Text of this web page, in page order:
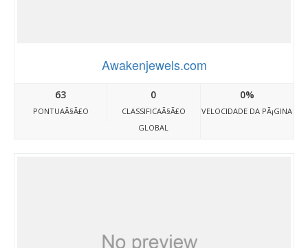
Awakenjewels.com
63
PONTUAÃ§Ã£O
0
CLASSIFICAÃ§Ã£O
GLOBAL
0%
VELOCIDADE DA PÃ¡GINA